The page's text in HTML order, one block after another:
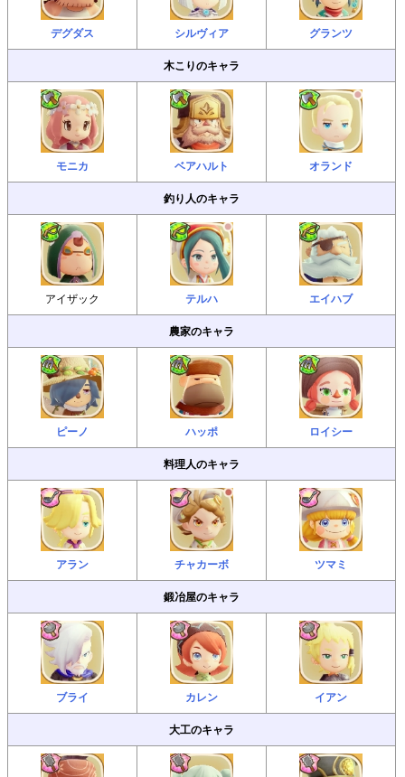
デグダス シルヴィア
グランツ
木こりのキャラ
モニカ ベアハルト
オランド
釣り人のキャラ
アイザック テルハ
エイハブ
農家のキャラ
ピーノ ハッポ
ロイシー
料理人のキャラ
アラン チャカーボ
ツマミ
鍛冶屋のキャラ
ブライ カレン
イアン
大工のキャラ